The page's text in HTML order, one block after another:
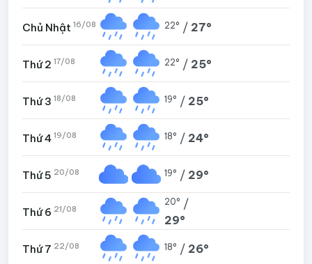
Chủ Nhật 16/08 22° / 27°
Thứ 2 17/08 22° / 25°
Thứ 3 18/08 19° / 25°
Thứ 4 19/08 18° / 24°
Thứ 5 20/08 19° / 29°
Thứ 6 21/08
20° /
29°
Thứ 7 22/08 18° / 26°